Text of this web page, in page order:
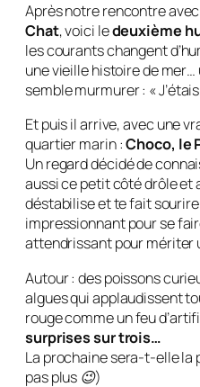
Après notre rencontre
Chat, voici ledeuxième
les courants changent
une vieille histoire de
semble murmurer : «
Et puis il arrive, avec une
quartier marin:Choco, le
Un regard décidé de
aussi ce petit côté drôle et
déstabilise et te fait
impressionnant pour se
attendrissant pour mériter
Autour : des poissons
algues qui applaudissent
rouge comme un feu
surprises sur trois…
La prochaine sera-t-elle la
pas plus 😉)